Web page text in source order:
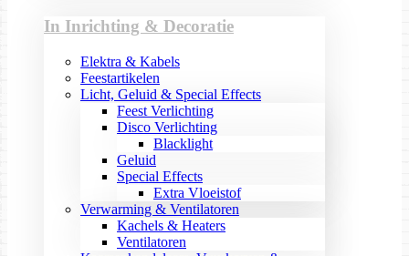
In Inrichting & Decoratie
Elektra & Kabels
Feestartikelen
Licht, Geluid & Special Effects
Feest Verlichting
Disco Verlichting
Blacklight
Geluid
Special Effects
Extra Vloeistof
Verwarming & Ventilatoren
Kachels & Heaters
Ventilatoren